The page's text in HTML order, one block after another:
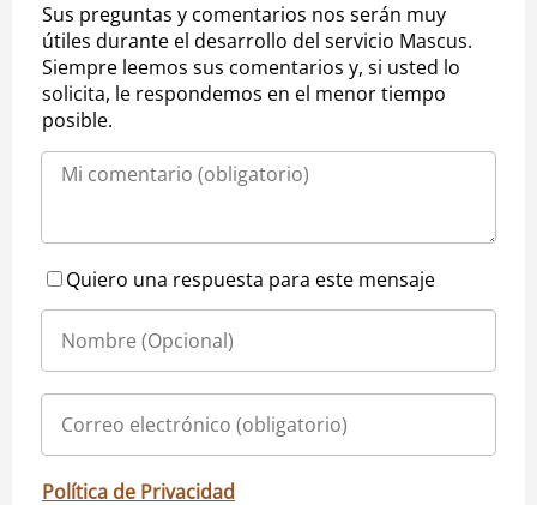
Sus preguntas y comentarios nos serán muy
útiles durante el desarrollo del servicio Mascus.
Siempre leemos sus comentarios y, si usted lo
solicita, le respondemos en el menor tiempo
posible.
Quiero una respuesta para este mensaje
Política de Privacidad